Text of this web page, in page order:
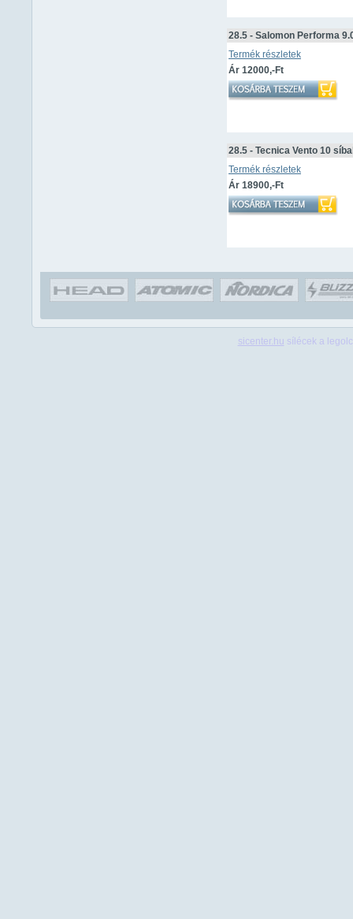
28.5 - Salomon Performa
Termék részletek
Ár 12000,-Ft
28.5 - Tecnica Vento 10
Termék részletek
Ár 18900,-Ft
sicenter.hu sílécek a